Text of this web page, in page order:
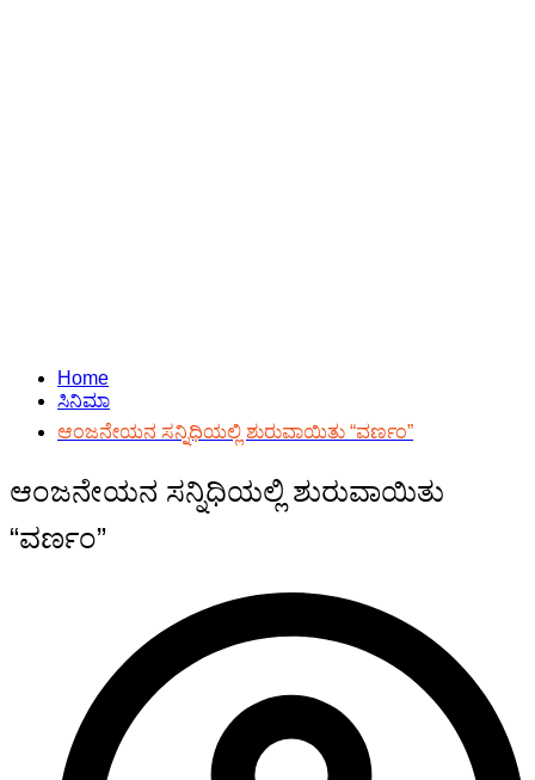
Home
ಸಿನಿಮಾ
ಆಂಜನೇಯನ ಸನ್ನಿಧಿಯಲ್ಲಿ ಶುರುವಾಯಿತು “ವರ್ಣಂ”
ಆಂಜನೇಯನ ಸನ್ನಿಧಿಯಲ್ಲಿ ಶುರುವಾಯಿತು
“ವರ್ಣಂ”